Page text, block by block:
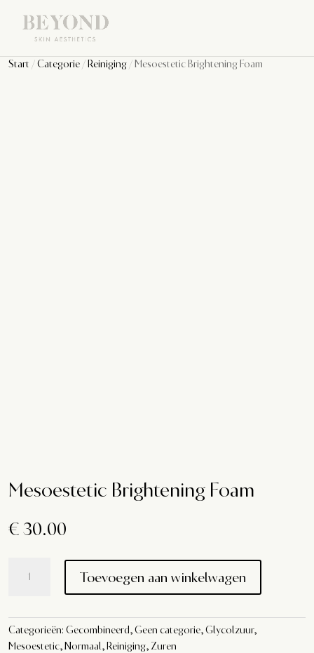
Start /Categorie / Reiniging / Mesoestetic Brightening Foam
Mesoestetic Brightening Foam
€30.00
Brightening
Toevoegen aan winkelwagen
Categorieën: Gecombineerd, Geen categorie, Glycolzuur,
Mesoestetic, Normaal , Reiniging, Zuren